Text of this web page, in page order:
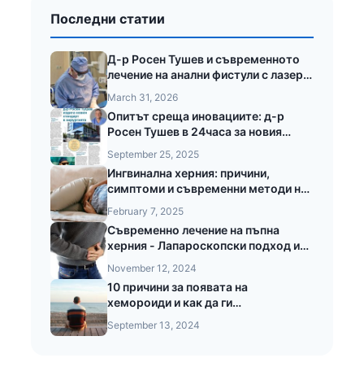
Последни статии
Д-р Росен Тушев и съвременното
лечение на анални фистули с лазер
March 31, 2026
Опитът среща иновациите: д-р
Росен Тушев в 24часа за новия
September 25, 2025
Ингвинална херния: причини,
симптоми и съвременни методи на
February 7, 2025
Съвременно лечение на пъпна
херния - Лапароскопски подход и
операция на пъпната херния
November 12, 2024
10 причини за появата на
хемороиди и как да ги
September 13, 2024